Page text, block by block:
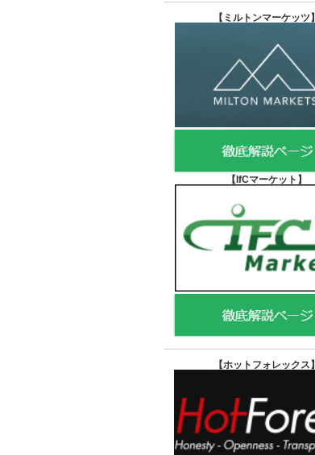
【 ミルトンマーケッツ】
【IfCマーケット 】
【ホットフォレックス 】